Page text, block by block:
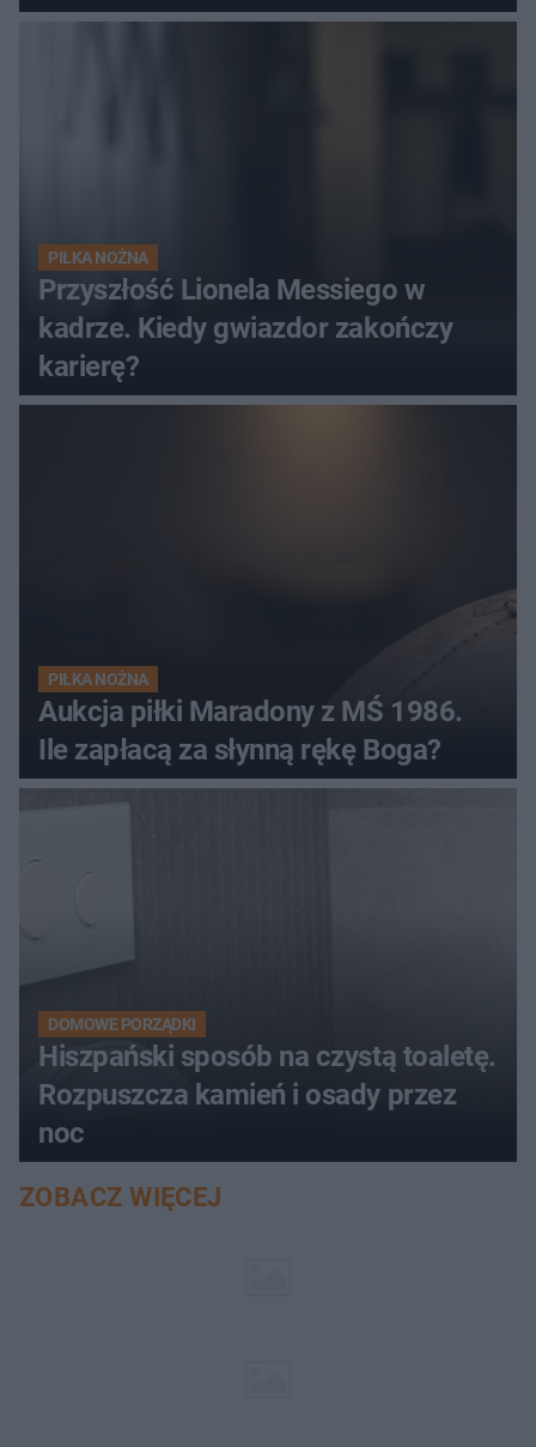
hit
PIŁKA NOŻNA
Przyszłość Lionela Messiego w
kadrze. Kiedy gwiazdor zakończy
karierę?
PIŁKA NOŻNA
Aukcja piłki Maradony z MŚ 1986.
Ile zapłacą za słynną rękę Boga?
DOMOWE PORZĄDKI
Hiszpański sposób na czystą toaletę.
Rozpuszcza kamień i osady przez
noc
ZOBACZ WIĘCEJ